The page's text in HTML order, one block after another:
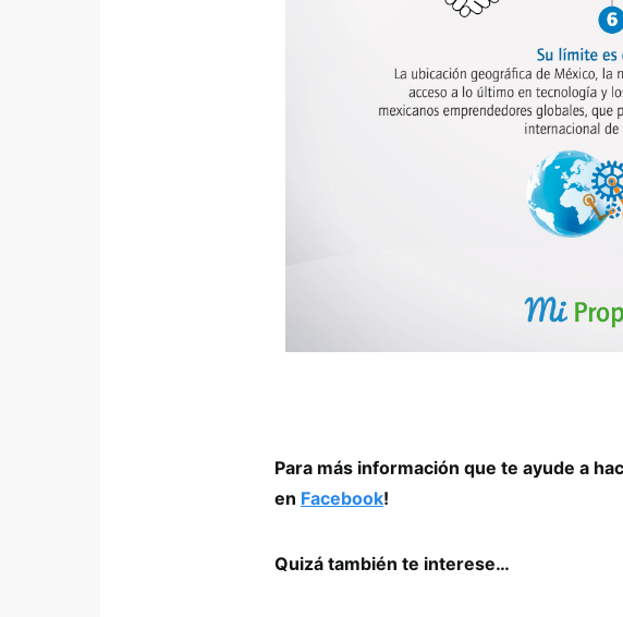
Para más información que te ayude a
en Facebook!
Quizá también te interese…